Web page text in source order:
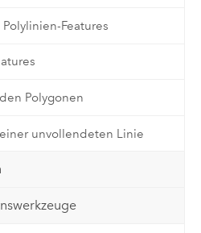
Features
Polygonen
unvollendeten Linie